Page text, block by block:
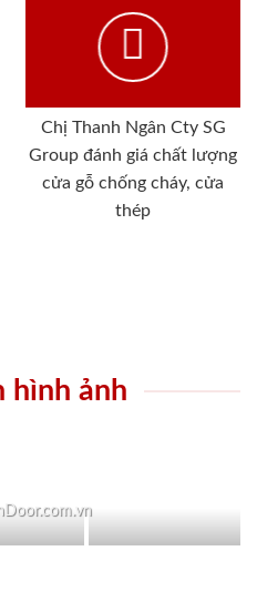
Chị Thanh Ngân Cty SG
Group đánh giá chất lượng
cửa gỗ chống cháy, cửa
thép
hình ảnh